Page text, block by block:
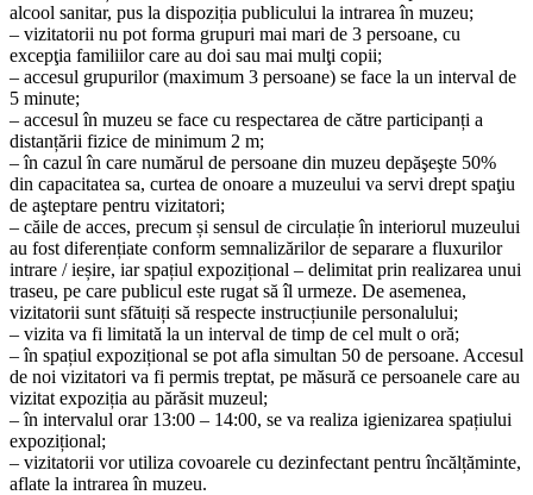
alcool sanitar, pus la dispoziția publicului la intrarea în muzeu;
– vizitatorii nu pot forma grupuri mai mari de 3 persoane, cu
excepţia familiilor care au doi sau mai mulţi copii;
– accesul grupurilor (maximum 3 persoane) se face la un interval de
5 minute;
– accesul în muzeu se face cu respectarea de către participanți a
distanțării fizice de minimum 2 m;
– în cazul în care numărul de persoane din muzeu depăşeşte 50%
din capacitatea sa, curtea de onoare a muzeului va servi drept spaţiu
de aşteptare pentru vizitatori;
– căile de acces, precum și sensul de circulație în interiorul muzeului
au fost diferențiate conform semnalizărilor de separare a fluxurilor
intrare / ieșire, iar spațiul expozițional – delimitat prin realizarea unui
traseu, pe care publicul este rugat să îl urmeze. De asemenea,
vizitatorii sunt sfătuiți să respecte instrucțiunile personalului;
– vizita va fi limitată la un interval de timp de cel mult o oră;
– în spațiul expozițional se pot afla simultan 50 de persoane. Accesul
de noi vizitatori va fi permis treptat, pe măsură ce persoanele care au
vizitat expoziția au părăsit muzeul;
– în intervalul orar 13:00 – 14:00, se va realiza igienizarea spațiului
expozițional;
– vizitatorii vor utiliza covoarele cu dezinfectant pentru încălțăminte,
aflate la intrarea în muzeu.